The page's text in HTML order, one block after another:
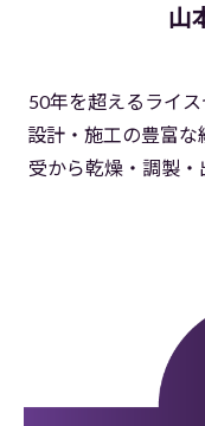
山
50年を超えるライ
設計・施工の豊富な
受から乾燥・調製・